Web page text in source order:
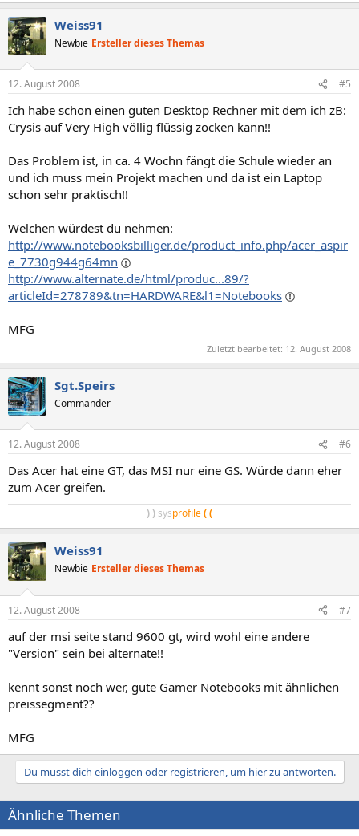
Weiss91
Newbie Ersteller dieses Themas
12. August 2008 #5
Ich habe schon einen guten Desktop Rechner mit dem ich zB:
Crysis auf Very High völlig flüssig zocken kann!!
Das Problem ist, in ca. 4 Wochn fängt die Schule wieder an
und ich muss mein Projekt machen und da ist ein Laptop
schon sehr praktisch!!
Welchen würdest du nehmen:
http://www.notebooksbilliger.de/product_info.php/acer_aspir
e_7730g944g64mn
http://www.alternate.de/html/produc...89/?
articleId=278789&tn=HARDWARE&l1=Notebooks
MFG
Zuletzt bearbeitet: 12. August 2008
Sgt.Speirs
Commander
12. August 2008 #6
Das Acer hat eine GT, das MSI nur eine GS. Würde dann eher
zum Acer greifen.
) ) sysprofile((
Weiss91
Newbie Ersteller dieses Themas
12. August 2008 #7
auf der msi seite stand 9600 gt, wird wohl eine andere
"Version" sein bei alternate!!
kennt sonst noch wer, gute Gamer Notebooks mit ähnlichen
preissegment??
MFG
Du musst dich einloggen oder registrieren, um hier zu antworten.
Ähnliche Themen